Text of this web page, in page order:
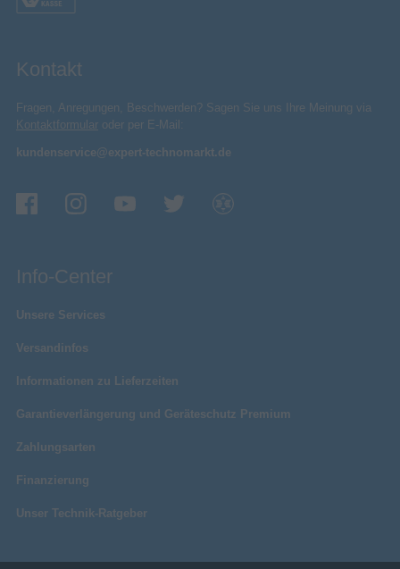
Kontakt
Fragen, Anregungen, Beschwerden? Sagen Sie uns Ihre Meinung via
Kontaktformular oder per E-Mail:
kundenservice@expert-technomarkt.de
Info-Center
Unsere Services
Versandinfos
Informationen zu Lieferzeiten
Garantieverlängerung und Geräteschutz Premium
Zahlungsarten
Finanzierung
Unser Technik-Ratgeber